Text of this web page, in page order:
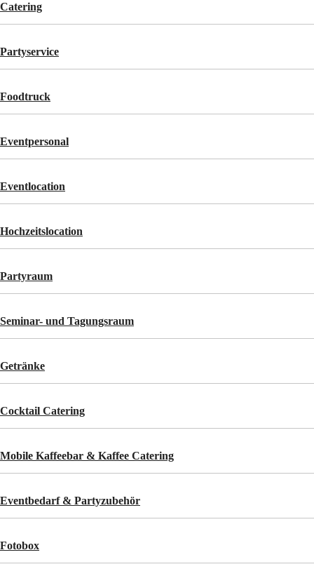
Catering
Partyservice
Foodtruck
Eventpersonal
Eventlocation
Hochzeitslocation
Partyraum
Seminar- und Tagungsraum
Getränke
Cocktail Catering
Mobile Kaffeebar & Kaffee Catering
Eventbedarf & Partyzubehör
Fotobox